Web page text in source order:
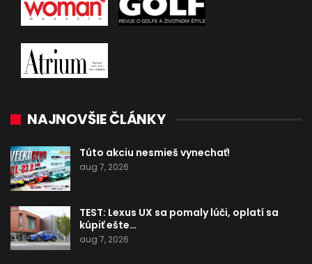
NAJNOVŠIE ČLÁNKY
Túto akciu nesmieš vynechať!
aug 7, 2026
TEST: Lexus UX sa pomaly lúči, oplatí sa
kúpiť ešte…
aug 7, 2026